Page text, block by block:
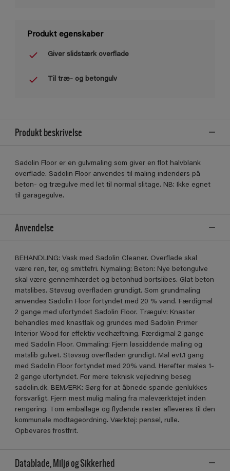
Produkt egenskaber
Giver slidstærk overflade
Til træ- og betongulv
Produkt beskrivelse
Sadolin Floor er en gulvmaling som giver en flot halvblank
overflade. Sadolin Floor anvendes til maling indendørs på
beton- og trægulve med let til normal slitage. NB: Ikke egnet
til garagegulve.
Anvendelse
BEHANDLING: Vask med Sadolin Cleaner. Overflade skal
være ren, tør, og smittefri. Nymaling: Beton: Nye betongulve
skal være gennemhærdet og betonhud bortslibes. Glat beton
matslibes. Støvsug overfladen grundigt. Som grundmaling
anvendes Sadolin Floor fortyndet med 20 % vand. Færdigmal
2 gange med ufortyndet Sadolin Floor. Trægulv: Knaster
behandles med knastlak og grundes med Sadolin Primer
Interior Wood for effektiv vedhæftning. Færdigmal 2 gange
med Sadolin Floor. Ommaling: Fjern løssiddende maling og
matslib gulvet. Støvsug overfladen grundigt. Mal evt.1 gang
med Sadolin Floor fortyndet med 20% vand. Herefter males 1-
2 gange ufortyndet. For mere teknisk vejledning besøg
sadolin.dk. BEMÆRK: Sørg for at åbnede spande genlukkes
forsvarligt. Fjern mest mulig maling fra maleværktøjet inden
rengøring. Tom emballage og flydende rester afleveres til den
kommunale modtageordning. Værktøj: pensel, rulle.
Opbevares frostfrit.
Datablade, Miljø og Sikkerhed